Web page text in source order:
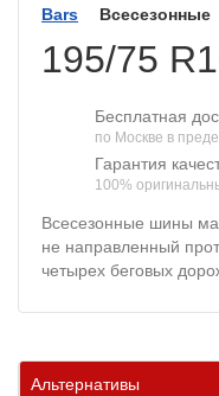
Bars Всесезонные
195/75
Бесплатная
по Москве в
Гарантия
100%
Всесезонные шины
не направленный
четырех беговых
Альтернативы